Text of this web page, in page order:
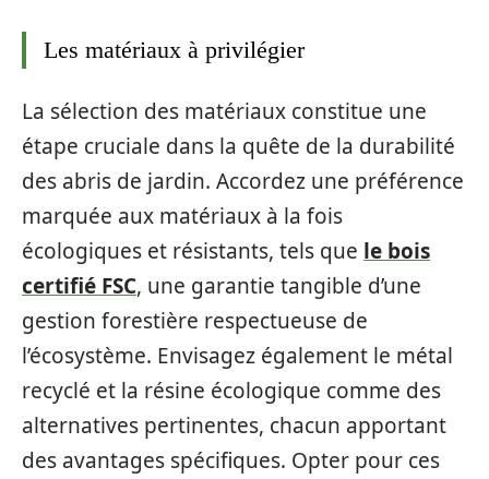
Les matériaux à privilégier
La sélection des matériaux constitue une
étape cruciale dans la quête de la durabilité
des abris de jardin. Accordez une préférence
marquée aux matériaux à la fois
écologiques et résistants, tels que le bois
certifié FSC, une garantie tangible d’une
gestion forestière respectueuse de
l’écosystème. Envisagez également le métal
recyclé et la résine écologique comme des
alternatives pertinentes, chacun apportant
des avantages spécifiques. Opter pour ces